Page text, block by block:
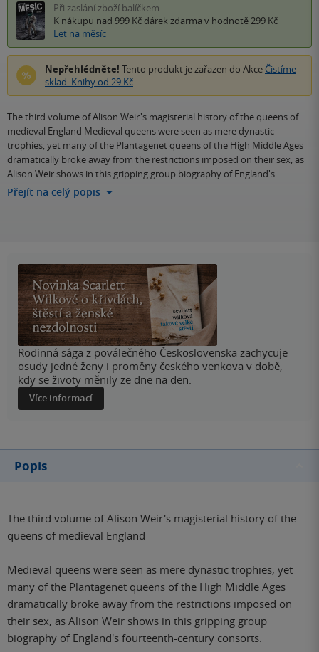
Při zaslání zboží balíčkem
K nákupu nad 999 Kč dárek zdarma v hodnotě 299 Kč
Let na měsíc
Nepřehlédněte! Tento produkt je zařazen do Akce Čistíme
sklad. Knihy od 29 Kč
The third volume of Alison Weir's magisterial history of the queens of
medieval England Medieval queens were seen as mere dynastic
trophies, yet many of the Plantagenet queens of the High Middle Ages
dramatically broke away from the restrictions imposed on their sex, as
Alison Weir shows in this gripping group biography of England's…
Přejít na celý popis
Rodinná sága z poválečného Československa zachycuje
osudy jedné ženy i proměny českého venkova v době,
kdy se životy měnily ze dne na den.
Více informací
Popis
The third volume of Alison Weir's magisterial history of the
queens of medieval England
Medieval queens were seen as mere dynastic trophies, yet
many of the Plantagenet queens of the High Middle Ages
dramatically broke away from the restrictions imposed on
their sex, as Alison Weir shows in this gripping group
biography of England's fourteenth-century consorts.